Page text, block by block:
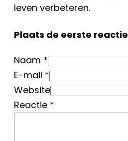
leven verbeteren.
Plaats de eerste reactie
Naam *
E-mail *
Website
Reactie *